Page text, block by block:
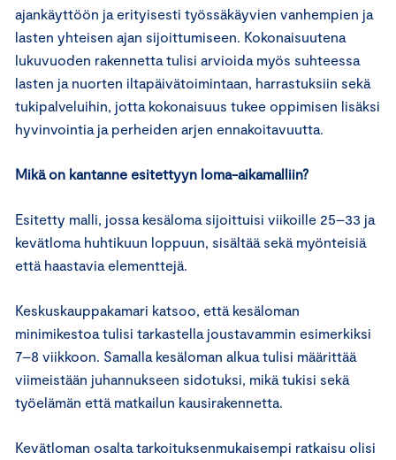
ajankäyttöön ja erityisesti työssäkäyvien vanhempien ja
lasten yhteisen ajan sijoittumiseen. Kokonaisuutena
lukuvuoden rakennetta tulisi arvioida myös suhteessa
lasten ja nuorten iltapäivätoimintaan, harrastuksiin sekä
tukipalveluihin, jotta kokonaisuus tukee oppimisen lisäksi
hyvinvointia ja perheiden arjen ennakoitavuutta.
Mikä on kantanne esitettyyn loma-aikamalliin?
Esitetty malli, jossa kesäloma sijoittuisi viikoille 25–33 ja
kevätloma huhtikuun loppuun, sisältää sekä myönteisiä
että haastavia elementtejä.
Keskuskauppakamari katsoo, että kesäloman
minimikestoa tulisi tarkastella joustavammin esimerkiksi
7–8 viikkoon. Samalla kesäloman alkua tulisi määrittää
viimeistään juhannukseen sidotuksi, mikä tukisi sekä
työelämän että matkailun kausirakennetta.
Kevätloman osalta tarkoituksenmukaisempi ratkaisu olisi